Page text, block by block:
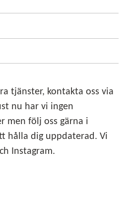
tjänster, kontakta oss via
nu har vi ingen
men följ oss gärna i
hålla dig uppdaterad. Vi
Instagram.